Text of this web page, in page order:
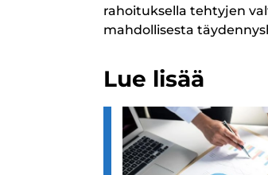
rahoituksella tehtyjen
mahdollisesta
Lue lisää